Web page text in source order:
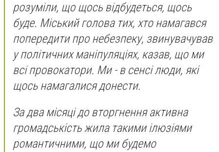
розуміли, що щось відбудеться, щось
буде. Міський голова тих, хто намагався
попередити про небезпеку, звинувачував
у політичних маніпуляціях, казав, що ми
всі провокатори. Ми - в сенсі люди, які
щось намагалися донести.
За два місяці до вторгнення активна
громадськість жила такими ілюзіями
романтичними, що ми будемо